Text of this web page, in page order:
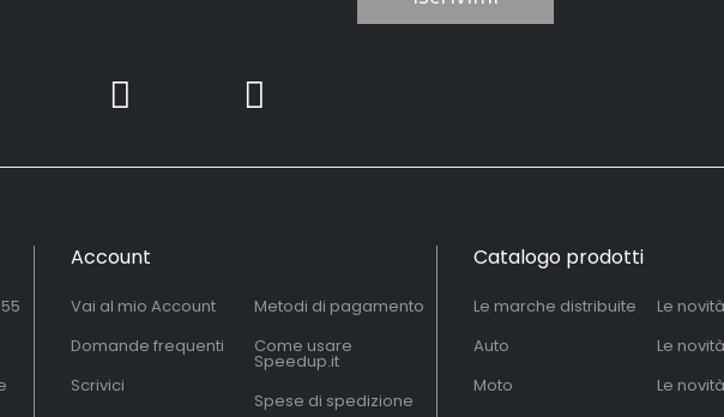
Account
Vai al mio Account
Domande frequenti
Scrivici
Metodi di pagamento
Come usare
Speedup.it
Spese di spedizione
Catalogo prodotti
Le marche distribuite
Auto
Moto
Le
Le
Le